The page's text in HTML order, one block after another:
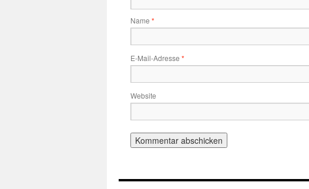
Name *
E-Mail-Adresse *
Website